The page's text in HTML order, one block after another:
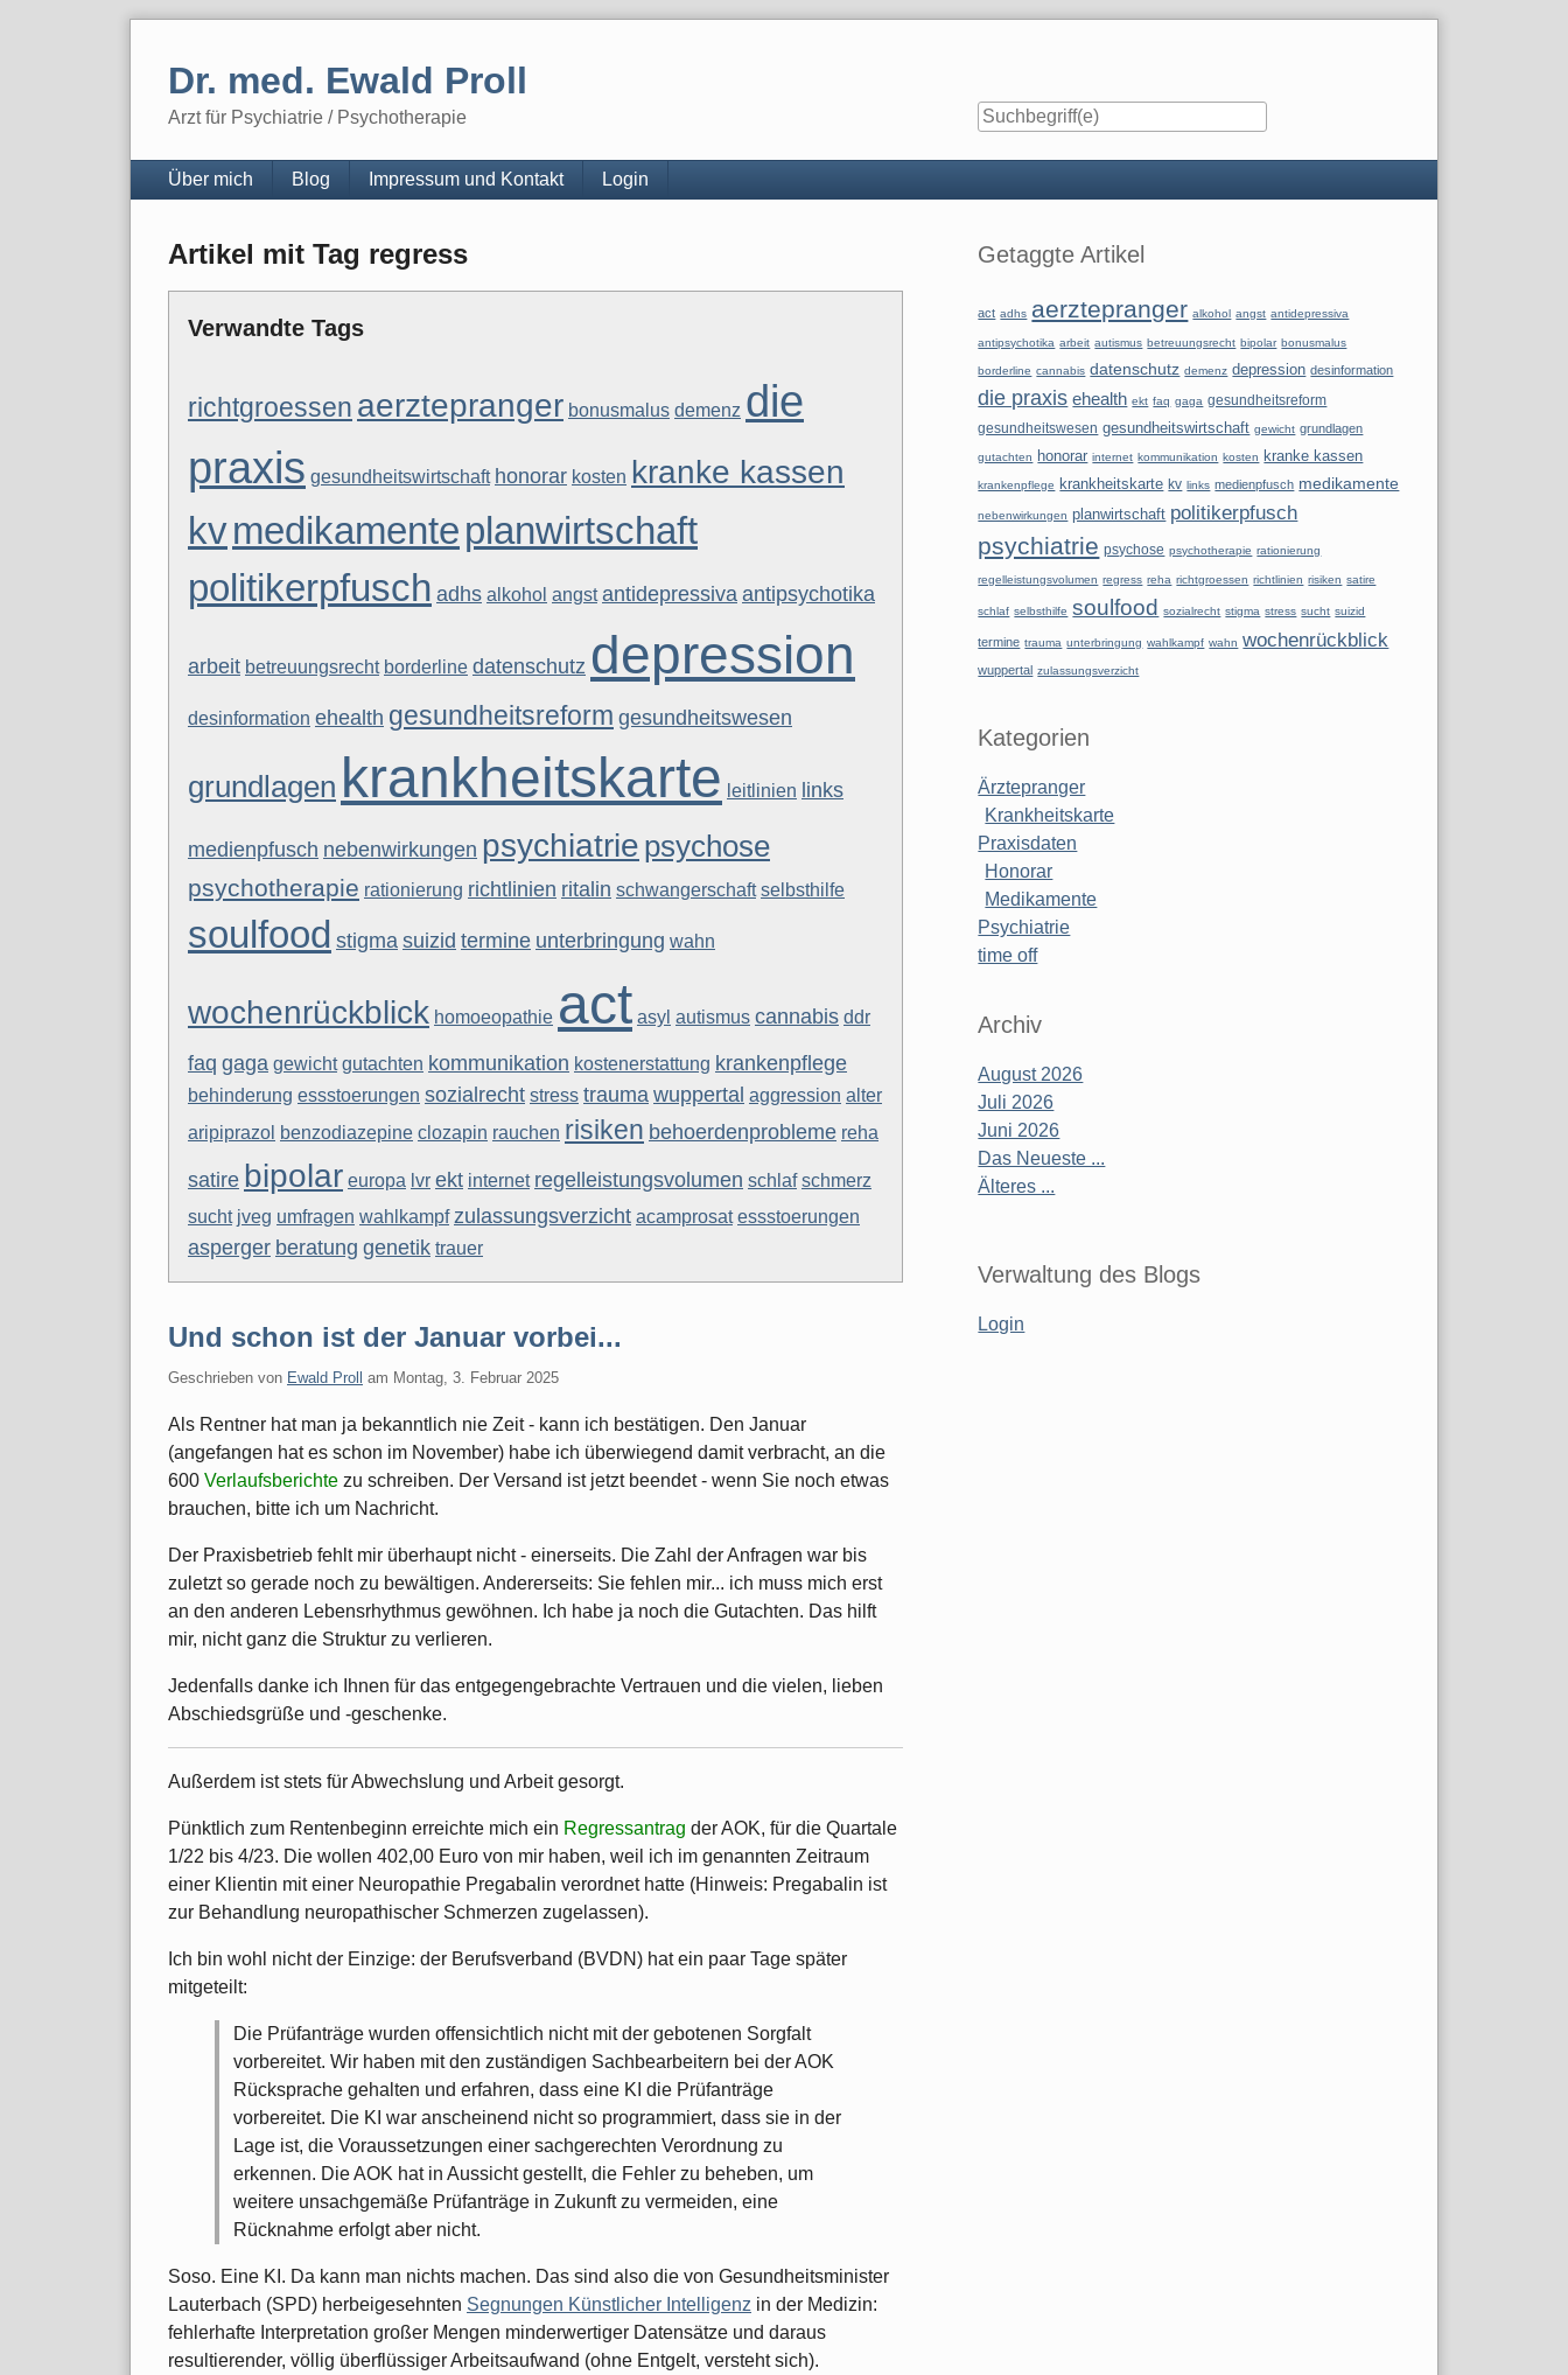
Dr. med. Ewald Proll
Arzt für Psychiatrie / Psychotherapie
Navigation
Über mich Blog Impressum und Kontakt Login
Artikel mit Tag regress
Verwandte Tags
richtgroessen aerztepranger bonusmalus demenz die
praxis gesundheitswirtschaft honorar kosten kranke kassen
kvmedikamenteplanwirtschaft
politikerpfusch adhs alkohol angst antidepressivaantipsychotika
arbeit betreuungsrecht borderline datenschutz depression
desinformation ehealth gesundheitsreform gesundheitswesen
grundlagen krankheitskarte leitlinien links
medienpfusch nebenwirkungen psychiatrie psychose
psychotherapie rationierung richtlinien ritalin schwangerschaft selbsthilfe
soulfood stigmasuizid termine unterbringung wahn
wochenrückblick homoeopathie act asyl autismus cannabis ddr
faq gaga gewicht gutachten kommunikation kostenerstattung krankenpflege
behinderung essstoerungen sozialrecht stress traumawuppertal aggression alter
aripiprazol benzodiazepine clozapin rauchen risiken behoerdenprobleme reha
satire bipolar europa lvr ekt internet regelleistungsvolumen schlaf schmerz
sucht jveg umfragen wahlkampf zulassungsverzicht acamprosat essstoerungen
asperger beratung genetik trauer
Und schon ist der Januar vorbei...
Geschrieben von Ewald Proll am Montag, 3. Februar 2025
Als Rentner hat man ja bekanntlich nie Zeit - kann ich bestätigen. Den Januar
(angefangen hat es schon im November) habe ich überwiegend damit verbracht, an die
600 Verlaufsberichte zu schreiben. Der Versand ist jetzt beendet - wenn Sie noch etwas
brauchen, bitte ich um Nachricht.
Der Praxisbetrieb fehlt mir überhaupt nicht - einerseits. Die Zahl der Anfragen war bis
zuletzt so gerade noch zu bewältigen. Andererseits: Sie fehlen mir... ich muss mich erst
an den anderen Lebensrhythmus gewöhnen. Ich habe ja noch die Gutachten. Das hilft
mir, nicht ganz die Struktur zu verlieren.
Jedenfalls danke ich Ihnen für das entgegengebrachte Vertrauen und die vielen, lieben
Abschiedsgrüße und -geschenke.
Außerdem ist stets für Abwechslung und Arbeit gesorgt.
Pünktlich zum Rentenbeginn erreichte mich ein Regressantrag der AOK, für die Quartale
1/22 bis 4/23. Die wollen 402,00 Euro von mir haben, weil ich im genannten Zeitraum
einer Klientin mit einer Neuropathie Pregabalin verordnet hatte (Hinweis: Pregabalin ist
zur Behandlung neuropathischer Schmerzen zugelassen).
Ich bin wohl nicht der Einzige: der Berufsverband (BVDN) hat ein paar Tage später
mitgeteilt:
Die Prüfanträge wurden offensichtlich nicht mit der gebotenen Sorgfalt
vorbereitet. Wir haben mit den zuständigen Sachbearbeitern bei der AOK
Rücksprache gehalten und erfahren, dass eine KI die Prüfanträge
vorbereitet. Die KI war anscheinend nicht so programmiert, dass sie in der
Lage ist, die Voraussetzungen einer sachgerechten Verordnung zu
erkennen. Die AOK hat in Aussicht gestellt, die Fehler zu beheben, um
weitere unsachgemäße Prüfanträge in Zukunft zu vermeiden, eine
Rücknahme erfolgt aber nicht.
Soso. Eine KI. Da kann man nichts machen. Das sind also die von Gesundheitsminister
Lauterbach (SPD) herbeigesehnten Segnungen Künstlicher Intelligenz in der Medizin:
fehlerhafte Interpretation großer Mengen minderwertiger Datensätze und daraus
resultierender, völlig überflüssiger Arbeitsaufwand (ohne Entgelt, versteht sich).
Seitenleiste
Getaggte Artikel
act adhs aerztepranger alkohol angst antidepressiva
antipsychotika arbeit autismus betreuungsrecht bipolar bonusmalus
borderline cannabis datenschutz demenz depression desinformation
die praxis ehealth ekt faq gaga gesundheitsreform
gesundheitswesen gesundheitswirtschaft gewicht grundlagen
gutachten honorar internet kommunikation kosten kranke kassen
krankenpflege krankheitskarte kv links medienpfusch medikamente
nebenwirkungen planwirtschaft politikerpfusch
psychiatrie psychose psychotherapie rationierung
regelleistungsvolumen regress reha richtgroessen richtlinien risiken satire
schlaf selbsthilfe soulfood sozialrecht stigma stress sucht suizid
termine trauma unterbringung wahlkampf wahn wochenrückblick
wuppertal zulassungsverzicht
Kategorien
Ärztepranger
Krankheitskarte
Praxisdaten
Honorar
Medikamente
Psychiatrie
time off
Archiv
August 2026
Juli 2026
Juni 2026
Das Neueste ...
Älteres ...
Verwaltung des Blogs
Login